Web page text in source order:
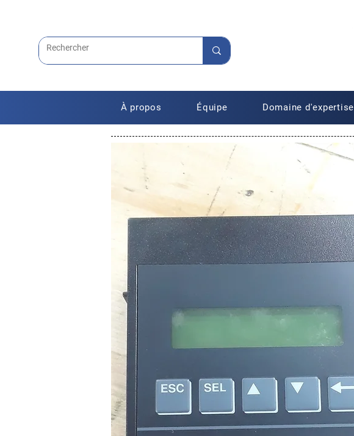
À propos Équipe Domaine d'expertise